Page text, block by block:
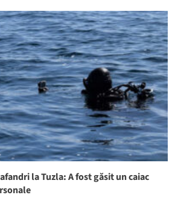
la Tuzla: A fost găsit un caiac